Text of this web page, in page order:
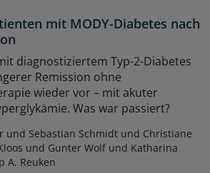
mit MODY-Diabetes nach
diagnostiziertem Typ-2-Diabetes
Remission ohne
wieder vor – mit akuter
Was war passiert?
und Sebastian Schmidt und Christiane
und Gunter Wolf und Katharina
A. Reuken